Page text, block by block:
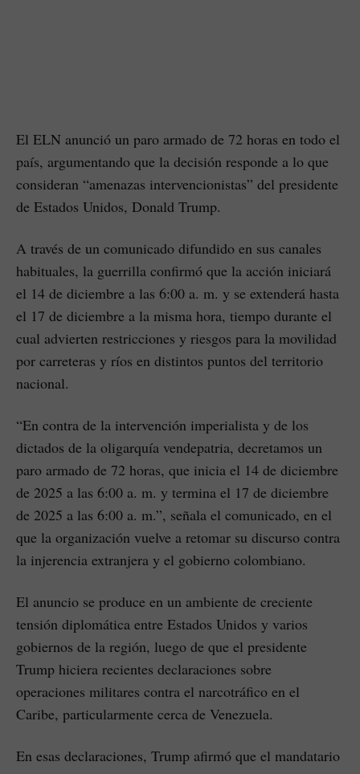
El ELN anunció un paro armado de 72 horas en todo el
país, argumentando que la decisión responde a lo que
consideran “amenazas intervencionistas” del presidente
de Estados Unidos, Donald Trump.
A través de un comunicado difundido en sus canales
habituales, la guerrilla confirmó que la acción iniciará
el 14 de diciembre a las 6:00 a. m. y se extenderá hasta
el 17 de diciembre a la misma hora, tiempo durante el
cual advierten restricciones y riesgos para la movilidad
por carreteras y ríos en distintos puntos del territorio
nacional.
“En contra de la intervención imperialista y de los
dictados de la oligarquía vendepatria, decretamos un
paro armado de 72 horas, que inicia el 14 de diciembre
de 2025 a las 6:00 a. m. y termina el 17 de diciembre
de 2025 a las 6:00 a. m.”, señala el comunicado, en el
que la organización vuelve a retomar su discurso contra
la injerencia extranjera y el gobierno colombiano.
El anuncio se produce en un ambiente de creciente
tensión diplomática entre Estados Unidos y varios
gobiernos de la región, luego de que el presidente
Trump hiciera recientes declaraciones sobre
operaciones militares contra el narcotráfico en el
Caribe, particularmente cerca de Venezuela.
En esas declaraciones, Trump afirmó que el mandatario